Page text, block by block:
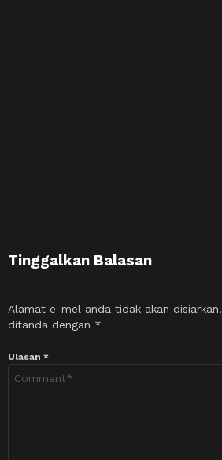
Tinggalkan Balasan
Alamat e-mel anda tidak akan disiarkan.
ditanda dengan *
Ulasan *